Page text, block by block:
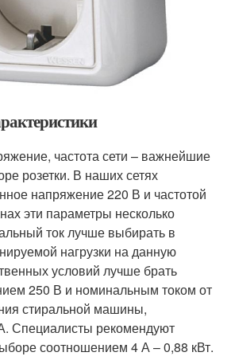
частота сети – важнейшие
розетки. В наших сетях
напряжение 220 В и частотой
эти параметры несколько
ток лучше выбирать в
нагрузки на данную
условий лучше брать
250 В и номинальным током от
стиральной машины,
Специалисты рекомендуют
соотношением 4 А – 0,88 кВт.